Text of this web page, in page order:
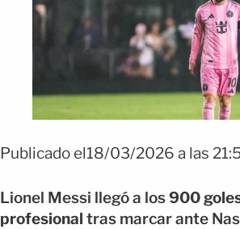
Publicado el18/03/2026 a las
Lionel Messi llegó a los900
profesional tras marcar ante